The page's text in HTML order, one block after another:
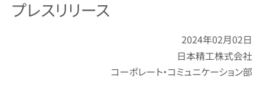
プレスリリース
2024年02月02日
日本精工株式会社
コーポレート・コミュニケーション部